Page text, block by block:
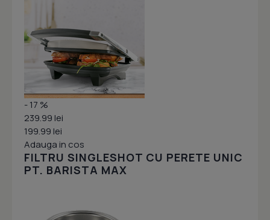
- 17 %
239.99 lei
199.99 lei
Adauga in cos
FILTRU SINGLESHOT CU PERETE UNIC
PT. BARISTA MAX